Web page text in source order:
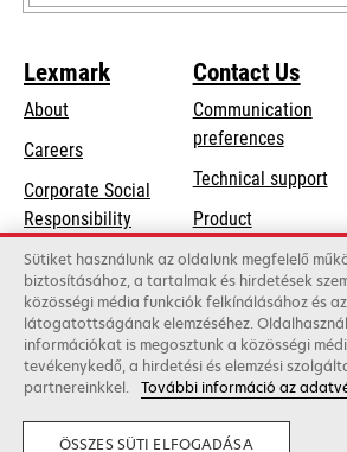
Lexmark
About
Careers
Corporate Social
Responsibilityopens
a
new
tab
Sustainability
Lexmark Partners
Contact Us
Communication
preferences
Technical support
a
Product
registration
Find a dealer
List of wholesalers
Lexmark International, Inc., a
©2026 All rights reserved.
Legal Privacy
Sütiket használunk az oldalunk megfelelő
biztosításához, a tartalmak és hirdetések
közösségi média funkciók felkínálásához és
látogatottságának elemzéséhez.
információkat is megosztunk a közösségi
tevékenykedő, a hirdetési és elemzési
partnereinkkel. További információ az
ÖSSZES SÜTI ELFOGADÁSA